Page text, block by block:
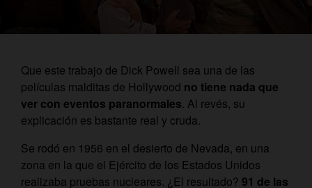
Que este trabajo de Dick Powell sea una de las
películas malditas de Hollywood no tiene nada que
ver con eventos paranormales. Al revés, su
explicación es bastante real y cruda.
Se rodó en 1956 en el desierto de Nevada, en una
zona en la que el Ejército de los Estados Unidos
realizaba pruebas nucleares. ¿El resultado? 91 de las